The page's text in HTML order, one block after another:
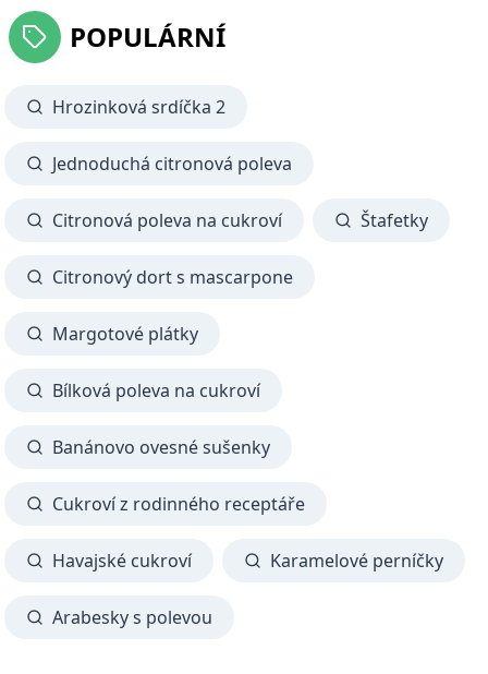
POPULÁRNÍ
Hrozinková srdíčka 2
Jednoduchá citronová poleva
Citronová poleva na cukroví Štafetky
Citronový dort s mascarpone
Margotové plátky
Bílková poleva na cukroví
Banánovo ovesné sušenky
Cukroví z rodinného receptáře
Havajské cukroví Karamelové perníčky
Arabesky s polevou